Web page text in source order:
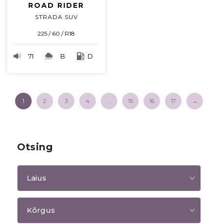
ROAD RIDER
STRADA SUV
225 / 60 / R18
71 B D
1 2 3 4 … 15 16 17 →
Otsing